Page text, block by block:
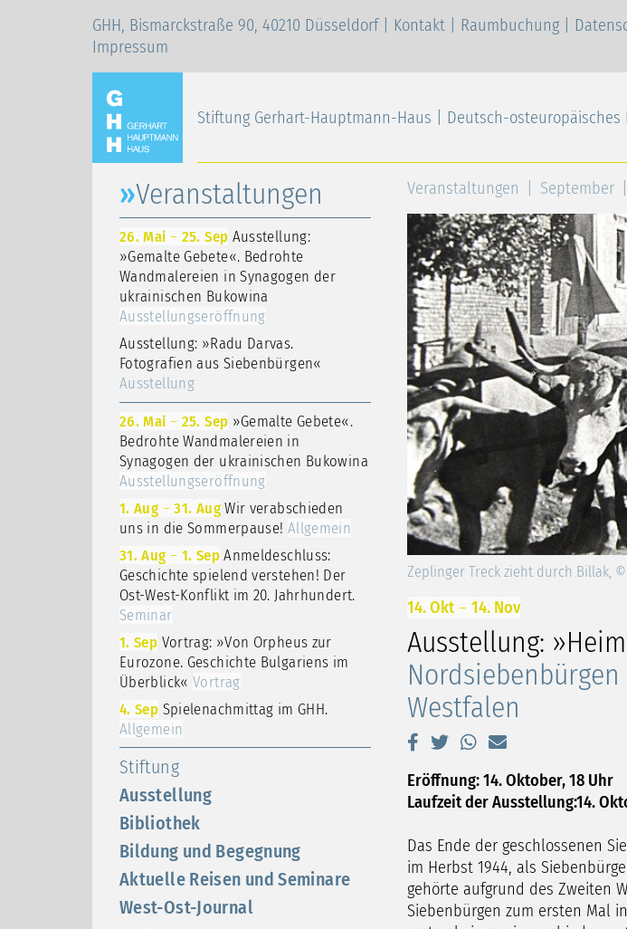
GHH, Bismarckstraße 90, 40210 Düsseldorf | Kontakt Raumbuchung
Impressum
Stiftung Gerhart-Hauptmann-Haus | Deutsch-osteuropäisches
Stiftung
Ausstellung
Bibliothek
Bildung und Begegnung
Aktuelle Reisen und Seminare
West-Ost-Journal
Veranstaltungen
26. Mai – 25. Sep Ausstellung:
»Gemalte Gebete«. Bedrohte
Wandmalereien in Synagogen der
ukrainischen Bukowina
Ausstellungseröffnung
Ausstellung: »Radu Darvas.
Fotografien aus Siebenbürgen«
Ausstellung
26. Mai – 25. Sep »Gemalte Gebete«.
Bedrohte Wandmalereien in
Synagogen der ukrainischen Bukowina
Ausstellungseröffnung
1. Aug –31. AugWir verabschieden
uns in die Sommerpause! Allgemein
31. Aug – 1. SepAnmeldeschluss:
Geschichte spielend verstehen! Der
Ost-West-Konflikt im 20. Jahrhundert.
Seminar
1. Sep Vortrag: »Von Orpheus zur
Eurozone. Geschichte Bulgariens im
Überblick«Vortrag
4. Sep Spielenachmittag im GHH.
Allgemein
Veranstaltungen September
Zeplinger Treck zieht durch Billak,
14. Okt– 14. Nov
Ausstellung:
Westfalen
Eröffnung: 14. Oktober, 18 Uhr
Laufzeit der Ausstellung:14.
Das Ende der geschlossenen
im Herbst 1944, als
gehörte aufgrund des Zweiten
Siebenbürgen zum ersten Mal